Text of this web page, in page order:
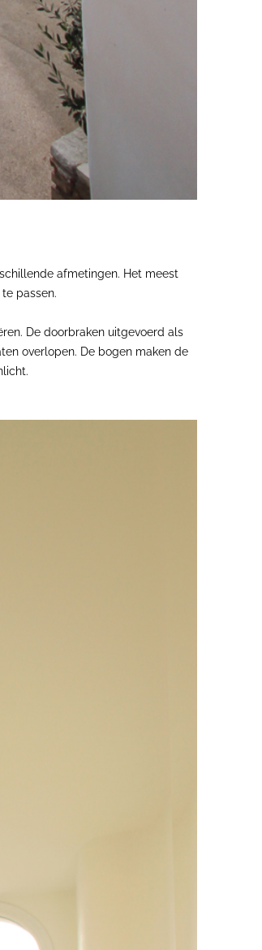
afmetingen. Het meest
passen.
De doorbraken uitgevoerd als
overlopen. De bogen maken de